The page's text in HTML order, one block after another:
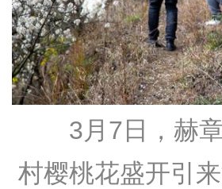
3月7日，赫
村樱桃花盛开引